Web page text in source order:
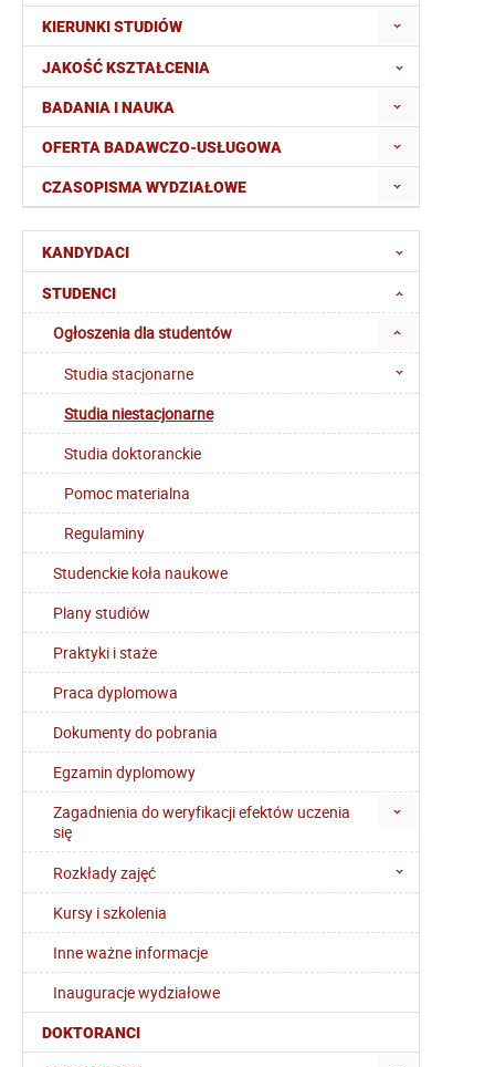
KIERUNKI STUDIÓW
JAKOŚĆ KSZTAŁCENIA
BADANIA I NAUKA
OFERTA BADAWCZO-USŁUGOWA
CZASOPISMA WYDZIAŁOWE
KANDYDACI
STUDENCI
Ogłoszenia dla studentów
Studia stacjonarne
Studia niestacjonarne
Studia doktoranckie
Pomoc materialna
Regulaminy
Studenckie koła naukowe
Plany studiów
Praktyki i staże
Praca dyplomowa
Dokumenty do pobrania
Egzamin dyplomowy
Zagadnienia do weryfikacji efektów uczenia
się
Rozkłady zajęć
Kursy i szkolenia
Inne ważne informacje
Inauguracje wydziałowe
DOKTORANCI